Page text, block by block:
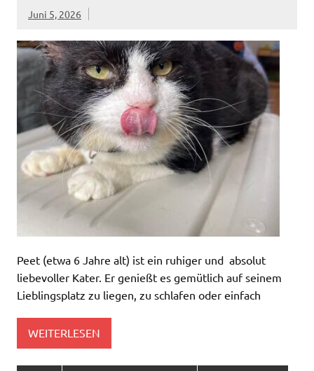
Juni 5, 2026
Peet (etwa 6 Jahre alt) ist ein ruhiger und absolut
liebevoller Kater. Er genießt es gemütlich auf seinem
Lieblingsplatz zu liegen, zu schlafen oder einfach
WEITERLESEN